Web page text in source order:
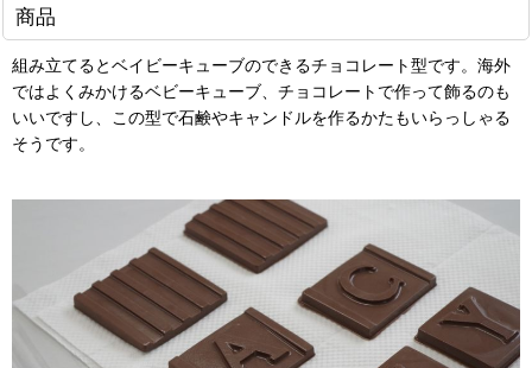
商品
組み立てるとベイビーキューブのできるチョコレート型です。海外
ではよくみかけるベビーキューブ、チョコレートで作って飾るのも
いいですし、この型で石鹸やキャンドルを作るかたもいらっしゃる
そうです。